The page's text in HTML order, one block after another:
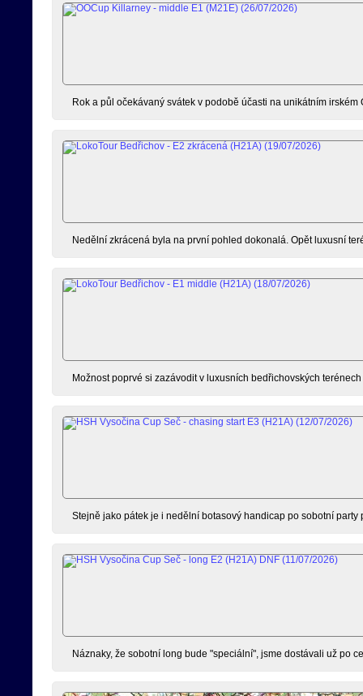
Rok a půl očekávaný svátek v podobě účasti na unikátním
Nedělní zkrácená byla na první pohled dokonalá. Opět luxusní
Možnost poprvé si zazávodit v luxusních bedřichovských
Stejně jako pátek je i nedělní botasový handicap po sobotní
Náznaky, že sobotní long bude "speciální", jsme dostávali už po